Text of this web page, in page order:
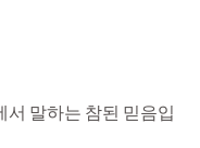
서 말하는 참된 믿음입